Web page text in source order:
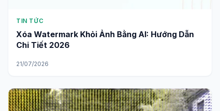
TIN TỨC
Xóa Watermark Khỏi Ảnh Bằng AI: Hướng Dẫn
Chi Tiết 2026
21/07/2026